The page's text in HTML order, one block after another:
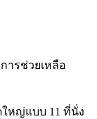
ารช่วยเหลือ
ใหญ่แบบ 11 ที่นั่ง